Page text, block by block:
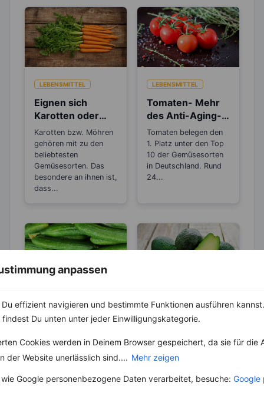
anpassen
effizient navigieren und bestimmte Funktionen ausführen
Du unten unter jeder Einwilligungskategorie.
Cookies werden in Deinem Browser gespeichert, da sie für die
der Website unerlässlich sind.... Mehr zeigen
Google personenbezogene Daten verarbeitet, besuche: Google
LEBENSMITTEL
Eignen sich
Karotten oder
Möhren zum
Abnehmen?
Karotten bzw. Möhren
gehören mit zu den
beliebtesten
Gemüsesorten. Das
besondere an ihnen ist,
dass...
LEBENSMITTEL
Tomaten- Mehr
des Anti-Aging-
Stoffs Lycopin
durchs
Einkochen?
Tomaten belegen den
1. Platz unter den Top
10 der Gemüsesorten
in Deutschland. Rund
24...
LEBENSMITTEL
Salatgurken – Mit
sind sie wahre
Schlankmacher!
der beliebtesten
Deutschen stehen
LEBENSMITTEL
Avocado – Gehört
oder
Gemüsesorten?
Auch wenn es der
Geschmack nicht ganz
handelt es sich bei der